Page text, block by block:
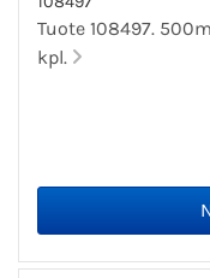
Tuote 108497.
kpl.